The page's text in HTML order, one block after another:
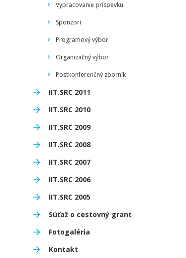
Vypracovanie príspevku
Sponzori
Programový výbor
Organizačný výbor
Postkonferenčný zborník
IIT.SRC 2011
IIT.SRC 2010
IIT.SRC 2009
IIT.SRC 2008
IIT.SRC 2007
IIT.SRC 2006
IIT.SRC 2005
Súťaž o cestovný grant
Fotogaléria
Kontakt